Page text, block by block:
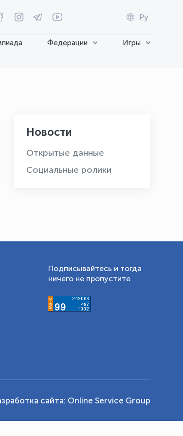
Ру
Федерации
Игры
Новости
Открытые данные
Социальные ролики
Подписывайтесь и тогда
ничего не пропустите
сайта: Online Service Group
OLYMPCHIK AI - yordamchi